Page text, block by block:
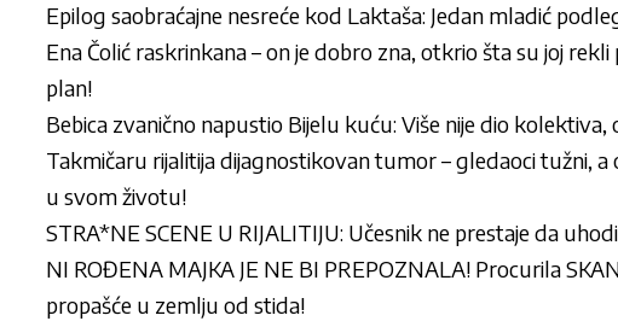
Epilog saobraćajne nesreće kod Laktaša: Jedan mladić
Ena Čolić raskrinkana – on je dobro zna, otkrio šta su joj
plan!
Bebica zvanično napustio Bijelu kuću: Više nije dio
Takmičaru rijalitija dijagnostikovan tumor – gledaoci tužni,
u svom životu!
STRA*NE SCENE U RIJALITIJU: Učesnik ne prestaje da
NI ROĐENA MAJKA JE NE BI PREPOZNALA! Procurila
propašće u zemlju od stida!